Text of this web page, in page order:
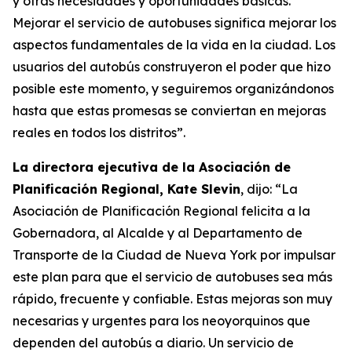
Mejorar el servicio de autobuses significa mejorar los
aspectos fundamentales de la vida en la ciudad. Los
usuarios del autobús construyeron el poder que hizo
posible este momento, y seguiremos organizándonos
hasta que estas promesas se conviertan en mejoras
reales en todos los distritos”.
La directora ejecutiva de la Asociación de
Planificación Regional, Kate Slevin, dijo: “La
Asociación de Planificación Regional felicita a la
Gobernadora, al Alcalde y al Departamento de
Transporte de la Ciudad de Nueva York por impulsar
este plan para que el servicio de autobuses sea más
rápido, frecuente y confiable. Estas mejoras son muy
necesarias y urgentes para los neoyorquinos que
dependen del autobús a diario. Un servicio de